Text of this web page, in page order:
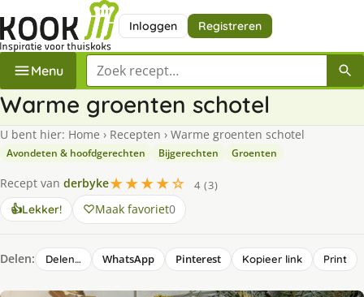
Inloggen Registreren
Menu Zoek een recept
Warme groenten schotel
U bent hier: Home › Recepten › Warme groenten schotel
Avondeten & hoofdgerechten Bijgerechten Groenten
Recept van derbyke★★★★☆
4 (3)
👍Lekker! Maak favoriet0
Delen: Delen… WhatsApp Pinterest Kopieer link Print